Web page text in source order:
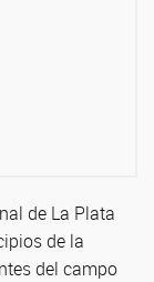
de La Plata
de la
del campo